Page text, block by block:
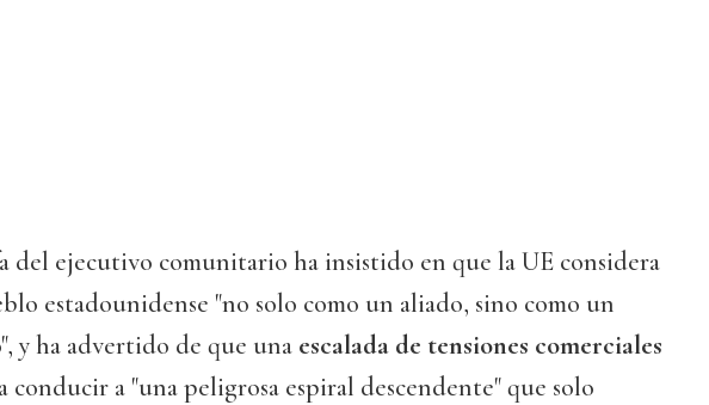
del ejecutivo comunitario ha insistido en que la UE considera
estadounidense "no solo como un aliado, sino como un
y ha advertido de que una escalada de tensiones comerciales
conducir a "una peligrosa espiral descendente" que solo